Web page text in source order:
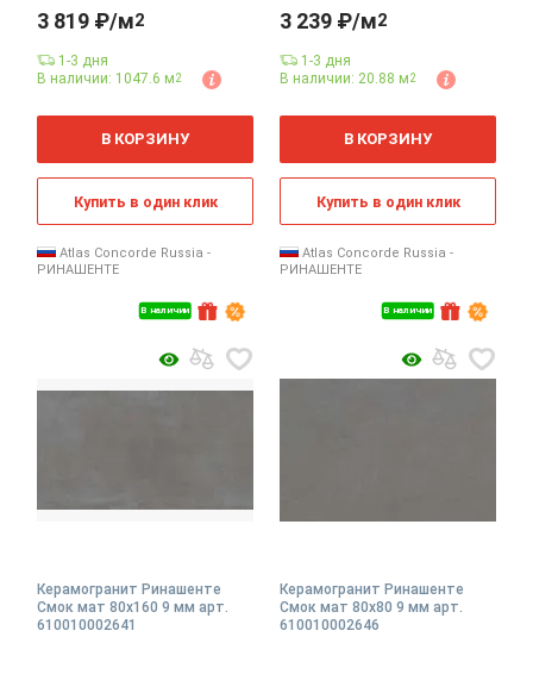
В наличии
3 819 ₽/м2
1-3 дня
В наличии: 1047.6 м2
м
В КОРЗИНУ
Купить в один клик
Atlas Concorde Russia -
РИНАШЕНТЕ
В наличии
3 239 ₽/м2
1-3 дня
В наличии: 20.88 м2
м
В КОРЗИНУ
Купить в один клик
Atlas Concorde Russia -
РИНАШЕНТЕ
Керамогранит Ринашенте
Смок мат 80x160 9 мм арт.
610010002641
Керамогранит Ринашенте
Смок мат 80x80 9 мм арт.
610010002646